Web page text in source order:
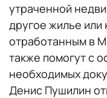
утраченной
другое жилье
отработанным в
также помогут с
необходимых
Денис Пушилин